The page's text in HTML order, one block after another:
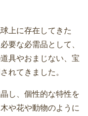
上に存在してきた
要な必需品として、
具やおまじない、宝
れてきました。
し、個性的な特性を
や花や動物のように